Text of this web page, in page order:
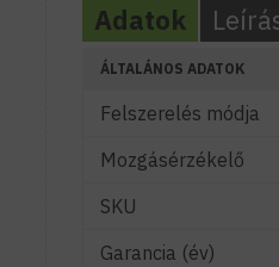
Adatok
ÁLTALÁNOS ADATOK
Felszerelés módja
Mozgásérzékelő
SKU
Garancia (év)